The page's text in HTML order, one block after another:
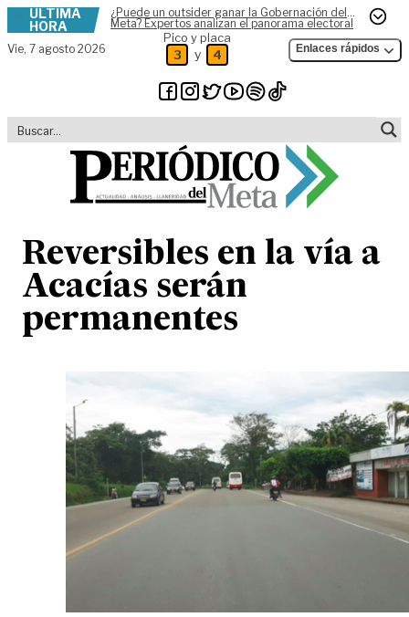
Skip to content
ÚLTIMA
HORA
¿Puede un outsider ganar la Gobernación del
Meta? Expertos analizan el panorama electoral
Vie, 7 agosto 2026
Pico y placa
3 y 4 Enlaces rápidos
Reversibles en la vía a
Acacías serán
permanentes